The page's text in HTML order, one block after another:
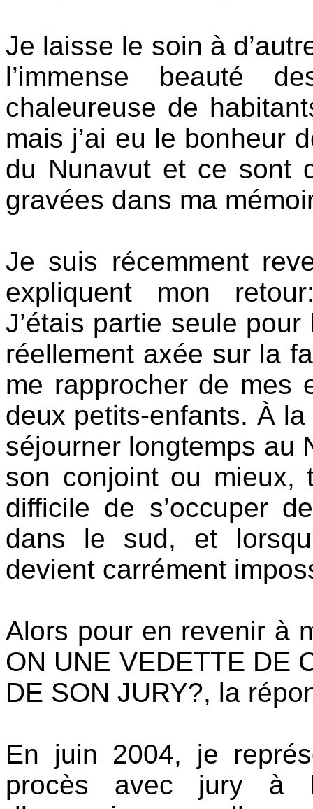
Je laisse le soin à
l’immense beauté
chaleureuse de
mais j’ai eu le bonheur
du Nunavut et ce sont
gravées dans ma
Je suis récemment
expliquent mon
J’étais partie seule
réellement axée sur la
me rapprocher de mes
deux petits-enfants. À
séjourner longtemps au
son conjoint ou
difficile de s’occuper
dans le sud, et
devient carrément
Alors pour en revenir à
ON UNE VEDETTE DE
DE SON JURY?, la
En juin 2004, je
procès avec jury à